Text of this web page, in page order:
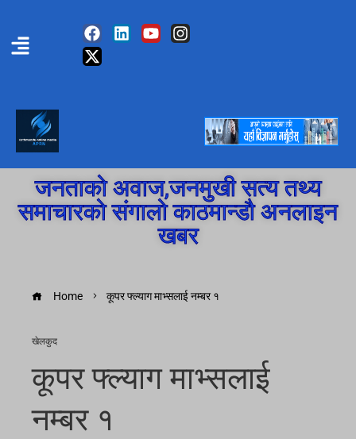
जनताको अवाज,जनमुखी सत्य तथ्य
समाचारको संगालो काठमान्डौ अनलाइन
खबर
Home कूपर फ्ल्याग माभ्सलाई नम्बर १
खेलकुद
कूपर फ्ल्याग माभ्सलाई
नम्बर १